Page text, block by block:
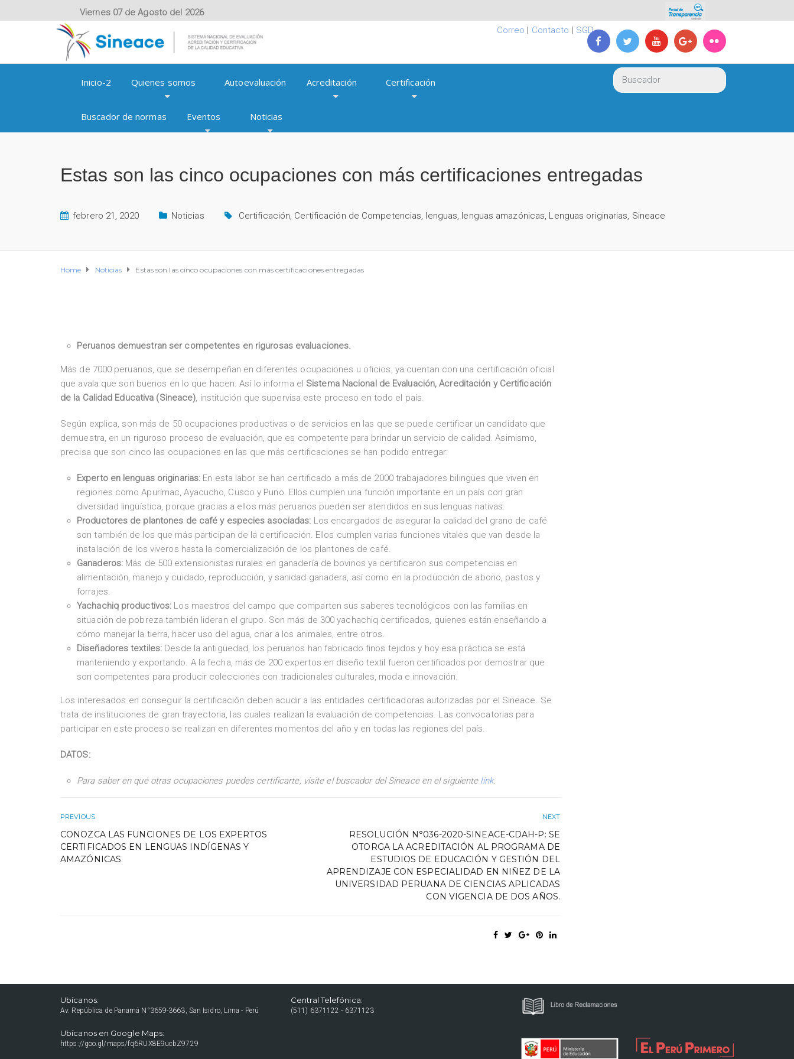
Viernes 07 de Agosto del 2026
Correo | Contacto | SGD
Inicio-2 Quienes somos Autoevaluación Acreditación Certificación
Buscador de normas Eventos Noticias
Estas son las cinco ocupaciones con más certificaciones entregadas
febrero 21, 2020 Noticias Certificación, Certificación de Competencias, lenguas, lenguas amazónicas, Lenguas originarias, Sineace
Home Noticias Estas son las cinco ocupaciones con más certificaciones entregadas
Peruanos demuestran ser competentes en rigurosas evaluaciones.
Más de 7000 peruanos, que se desempeñan en diferentes ocupaciones u oficios, ya cuentan con una certificación oficial
que avala que son buenos en lo que hacen. Así lo informa el Sistema Nacional de Evaluación, Acreditación y Certificación
de la Calidad Educativa (Sineace), institución que supervisa este proceso en todo el país.
Según explica, son más de 50 ocupaciones productivas o de servicios en las que se puede certificar un candidato que
demuestra, en un riguroso proceso de evaluación, que es competente para brindar un servicio de calidad. Asimismo,
precisa que son cinco las ocupaciones en las que más certificaciones se han podido entregar:
Experto en lenguas originarias: En esta labor se han certificado a más de 2000 trabajadores bilingües que viven en
regiones como Apurímac, Ayacucho, Cusco y Puno. Ellos cumplen una función importante en un país con gran
diversidad lingüística, porque gracias a ellos más peruanos pueden ser atendidos en sus lenguas nativas.
Productores de plantones de café y especies asociadas: Los encargados de asegurar la calidad del grano de café
son también de los que más participan de la certificación. Ellos cumplen varias funciones vitales que van desde la
instalación de los viveros hasta la comercialización de los plantones de café.
Ganaderos: Más de 500 extensionistas rurales en ganadería de bovinos ya certificaron sus competencias en
alimentación, manejo y cuidado, reproducción, y sanidad ganadera, así como en la producción de abono, pastos y
forrajes.
Yachachiq productivos: Los maestros del campo que comparten sus saberes tecnológicos con las familias en
situación de pobreza también lideran el grupo. Son más de 300 yachachiq certificados, quienes están enseñando a
cómo manejar la tierra, hacer uso del agua, criar a los animales, entre otros.
Diseñadores textiles: Desde la antigüedad, los peruanos han fabricado finos tejidos y hoy esa práctica se está
manteniendo y exportando. A la fecha, más de 200 expertos en diseño textil fueron certificados por demostrar que
son competentes para producir colecciones con tradicionales culturales, moda e innovación.
Los interesados en conseguir la certificación deben acudir a las entidades certificadoras autorizadas por el Sineace. Se
trata de instituciones de gran trayectoria, las cuales realizan la evaluación de competencias. Las convocatorias para
participar en este proceso se realizan en diferentes momentos del año y en todas las regiones del país.
DATOS:
Para saber en qué otras ocupaciones puedes certificarte, visite el buscador del Sineace en el siguiente link.
PREVIOUS
CONOZCA LAS FUNCIONES DE LOS EXPERTOS
CERTIFICADOS EN LENGUAS INDÍGENAS Y
AMAZÓNICAS
NEXT
RESOLUCIÓN N°036-2020-SINEACE-CDAH-P: SE
OTORGA LA ACREDITACIÓN AL PROGRAMA DE
ESTUDIOS DE EDUCACIÓN Y GESTIÓN DEL
APRENDIZAJE CON ESPECIALIDAD EN NIÑEZ DE LA
UNIVERSIDAD PERUANA DE CIENCIAS APLICADAS
CON VIGENCIA DE DOS AÑOS.
Ubícanos:
Av. República de Panamá N°3659-3663, San Isidro, Lima - Perú
Ubícanos en Google Maps:
https://goo.gl/maps/fq6RUX8E9ucbZ9729
Central Telefónica:
(511) 6371122 - 6371123